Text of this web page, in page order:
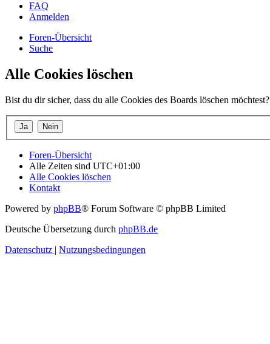
FAQ
Anmelden
Foren-Übersicht
Suche
Alle Cookies löschen
Bist du dir sicher, dass du alle Cookies des Boards löschen möchtest?
Foren-Übersicht
Alle Zeiten sind UTC+01:00
Alle Cookies löschen
Kontakt
Powered by phpBB® Forum Software © phpBB Limited
Deutsche Übersetzung durch phpBB.de
Datenschutz | Nutzungsbedingungen